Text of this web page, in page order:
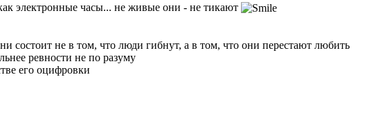
электронные часы... не живые они - не тикают
состоит не в том, что люди гибнут, а в том, что они перестают любить
ревности не по разуму
его оцифровки